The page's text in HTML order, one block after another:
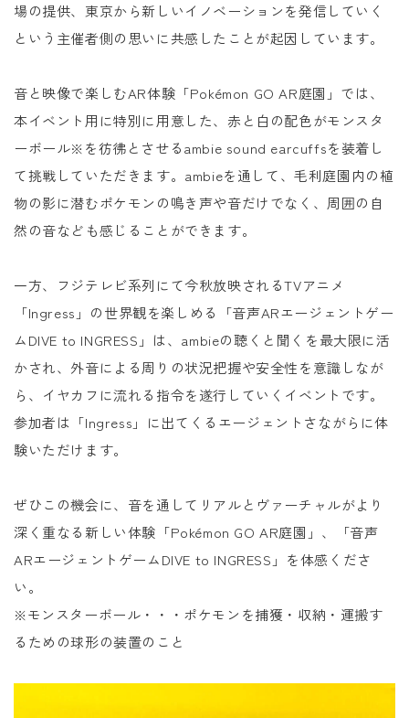
場の提供、東京から新しいイノベーションを発信していく
という主催者側の思いに共感したことが起因しています。
音と映像で楽しむAR体験「Pokémon GO AR庭園」では、
本イベント用に特別に用意した、赤と白の配色がモンスタ
ーボール※を彷彿とさせるambie sound earcuffsを装着し
て挑戦していただきます。ambieを通して、毛利庭園内の植
物の影に潜むポケモンの鳴き声や音だけでなく、周囲の自
然の音なども感じることができます。
一方、フジテレビ系列にて今秋放映されるTVアニメ
「Ingress」の世界観を楽しめる「音声ARエージェントゲー
ムDIVE to INGRESS」は、ambieの聴くと聞くを最大限に活
かされ、外音による周りの状況把握や安全性を意識しなが
ら、イヤカフに流れる指令を遂行していくイベントです。
参加者は「Ingress」に出てくるエージェントさながらに体
験いただけます。
ぜひこの機会に、音を通してリアルとヴァーチャルがより
深く重なる新しい体験「Pokémon GO AR庭園」、「音声
ARエージェントゲームDIVE to INGRESS」を体感くださ
い。
※モンスターボール・・・ポケモンを捕獲・収納・運搬す
るための球形の装置のこと